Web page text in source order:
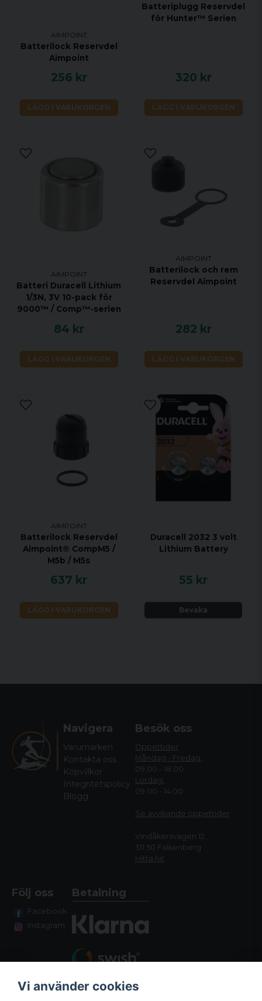
AIMPOINT
Batterilock Reservdel
Aimpoint
256 kr
LÄGG I VARUKORGEN
Batteriplugg Reservdel
för Hunter™ Serien
320 kr
LÄGG I VARUKORGEN
AIMPOINT
Batteri Duracell Lithium
1/3N, 3V 10-pack för
9000™ / Comp™-serien
84 kr
LÄGG I VARUKORGEN
AIMPOINT
Batterilock och rem
Reservdel Aimpoint
282 kr
LÄGG I VARUKORGEN
AIMPOINT
Batterilock Reservdel
Aimpoint® CompM5 /
M5b / M5s
637 kr
LÄGG I VARUKORGEN
Duracell 2032 3 volt
Lithium Battery
55 kr
Bevaka
Navigera
Varumärken
Kontakta oss
Köpvillkor
Integritetspolicy
Blogg
Besök oss
Öppettider
Måndag - Fredag:
09.00 - 18.00
Lördag:
09.00 - 14.00
Se avvikande öppettider
Vindåkersvägen 12,
311 50 Falkenberg
Hitta hit
Följ oss
Facebook
Instagram
Betalning
Vi använder cookies